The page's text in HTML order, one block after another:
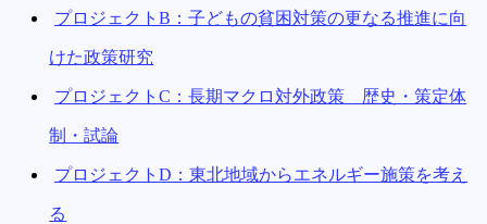
プロジェクトB：子どもの貧困対策の更なる推進に向
けた政策研究
プロジェクトC：長期マクロ対外政策 歴史・策定体
制・試論
プロジェクトD：東北地域からエネルギー施策を考え
る